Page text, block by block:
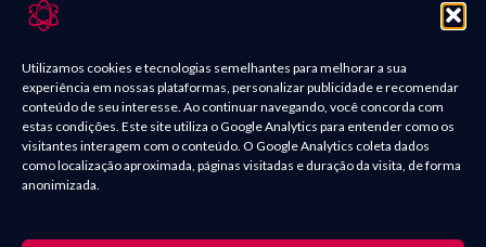
Utilizamos cookies e tecnologias semelhantes para melhorar a sua
experiência em nossas plataformas, personalizar publicidade e recomendar
conteúdo de seu interesse. Ao continuar navegando, você concorda com
estas condições. Este site utiliza o Google Analytics para entender como os
visitantes interagem com o conteúdo. O Google Analytics coleta dados
como localização aproximada, páginas visitadas e duração da visita, de forma
anonimizada.
Contato
Política de Comentários
Política de Privacidade
Termos e condições